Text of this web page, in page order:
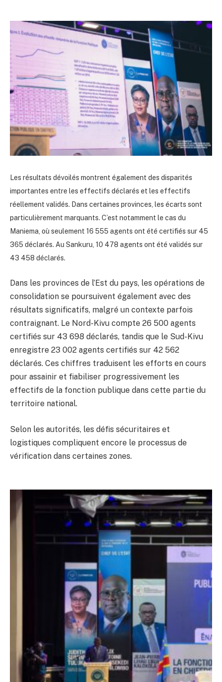
Les résultats dévoilés montrent également des disparités
importantes entre les effectifs déclarés et les effectifs
réellement validés. Dans certaines provinces, les écarts sont
particulièrement marquants. C’est notamment le cas du
Maniema, où seulement 16 555 agents ont été certifiés sur 45
365 déclarés. Au Sankuru, 10 478 agents ont été validés sur
43 458 déclarés.
Dans les provinces de l’Est du pays, les opérations de
consolidation se poursuivent également avec des
résultats significatifs, malgré un contexte parfois
contraignant. Le Nord-Kivu compte 26 500 agents
certifiés sur 43 698 déclarés, tandis que le Sud-Kivu
enregistre 23 002 agents certifiés sur 42 562
déclarés. Ces chiffres traduisent les efforts en cours
pour assainir et fiabiliser progressivement les
effectifs de la fonction publique dans cette partie du
territoire national.
Selon les autorités, les défis sécuritaires et
logistiques compliquent encore le processus de
vérification dans certaines zones.